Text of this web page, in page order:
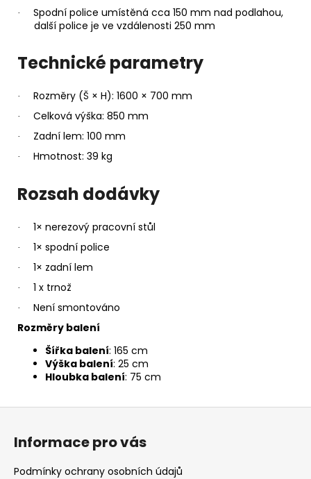
·
Spodní police umístěná cca 150 mm nad podlahou,
další police je ve vzdálenosti 250 mm
Technické parametry
· Rozměry (Š × H): 1600 × 700 mm
· Celková výška: 850 mm
· Zadní lem: 100 mm
· Hmotnost: 39 kg
Rozsah dodávky
· 1× nerezový pracovní stůl
· 1× spodní police
· 1× zadní lem
· 1 x trnož
·
Není smontováno
Rozměry balení
Šířka balení: 165 cm
Výška balení: 25 cm
Hloubka balení: 75 cm
Z
Informace pro vás
Podmínky ochrany osobních údajů